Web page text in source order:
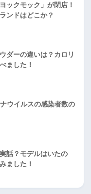
ックモック」が閉店！
ンドはどこか？
ダーの違いは？カロリ
ました！
ウイルスの感染者数の
話？モデルはいたの
ました！